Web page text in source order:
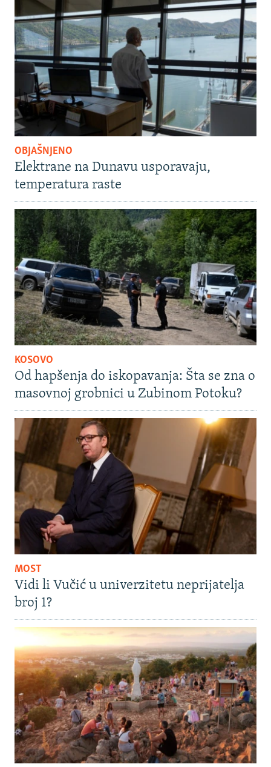
OBJAŠNJENO
Elektrane na Dunavu usporavaju,
temperatura raste
KOSOVO
Od hapšenja do iskopavanja: Šta se zna o
masovnoj grobnici u Zubinom Potoku?
MOST
Vidi li Vučić u univerzitetu neprijatelja
broj 1?